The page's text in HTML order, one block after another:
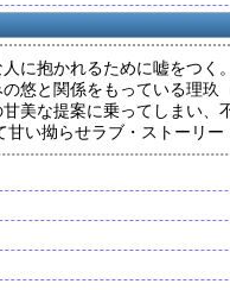
に抱かれるために嘘をつく。
悠と関係をもっている理
美な提案に乗ってしまい、
い拗らせラブ・ストーリー